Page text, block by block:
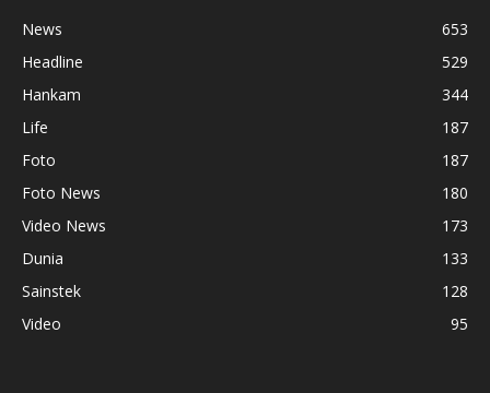
News
653
Headline
529
Hankam
344
Life
187
Foto
187
Foto News
180
Video News
173
Dunia
133
Sainstek
128
Video
95